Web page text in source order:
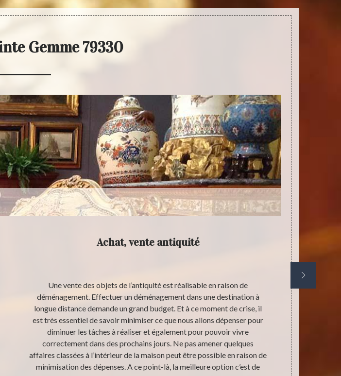
Gemme 79330
Achat, vente antiquité
Une vente des objets de l’antiquité est réalisable en raison de
déménagement. Effectuer un déménagement dans une destination à
longue distance demande un grand budget. Et à ce moment de crise, il
est très essentiel de savoir minimiser ce que nous allons dépenser pour
diminuer les tâches à réaliser et également pour pouvoir vivre
correctement dans des prochains jours. Ne pas amener quelques
affaires classées à l’intérieur de la maison peut être possible en raison de
minimisation des dépenses. A ce point-là, la meilleure option c’est de